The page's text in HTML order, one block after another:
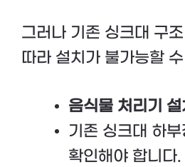
그러나 기존 싱크대 구
따라 설치가 불가능할
음식물 처리기
기존 싱크대 하
확인해야 합니다.